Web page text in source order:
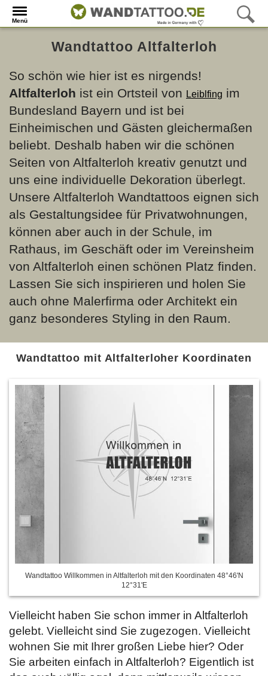
Menü
Wandtattoo Altfalterloh
So schön wie hier ist es nirgends!
Altfalterloh ist ein Ortsteil von Leiblfing im
Bundesland Bayern und ist bei
Einheimischen und Gästen gleichermaßen
beliebt. Deshalb haben wir die schönen
Seiten von Altfalterloh kreativ genutzt und
uns eine individuelle Dekoration überlegt.
Unsere Altfalterloh Wandtattoos eignen sich
als Gestaltungsidee für Privatwohnungen,
können aber auch in der Schule, im
Rathaus, im Geschäft oder im Vereinsheim
von Altfalterloh einen schönen Platz finden.
Lassen Sie sich inspirieren und holen Sie
auch ohne Malerfirma oder Architekt ein
ganz besonderes Styling in den Raum.
Wandtattoo mit Altfalterloher Koordinaten
Wandtattoo Willkommen in Altfalterloh mit den Koordinaten 48°46'N
12°31'E
Vielleicht haben Sie schon immer in Altfalterloh
gelebt. Vielleicht sind Sie zugezogen. Vielleicht
wohnen Sie mit Ihrer großen Liebe hier? Oder
Sie arbeiten einfach in Altfalterloh? Eigentlich ist